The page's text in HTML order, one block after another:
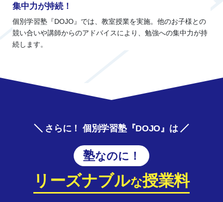
集中力が持続！
個別学習塾『DOJO』では、教室授業を実施。他のお子様との
競い合いや講師からのアドバイスにより、勉強への集中力が持
続します。
さらに！ 個別学習塾『DOJO』は
塾なのに！
リーズナブルな授業料